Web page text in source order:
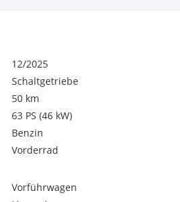
12/2025
Schaltgetriebe
50 km
63 PS (46 kW)
Benzin
Vorderrad
Vorführwagen